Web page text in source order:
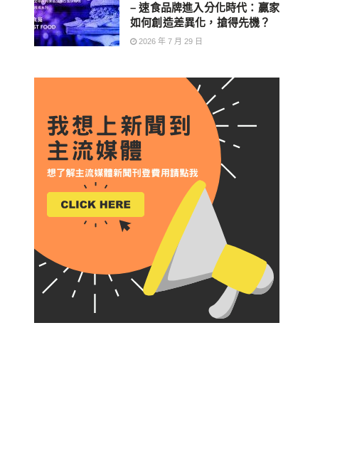
– 速食品牌進入分化時代：贏家
如何創造差異化，搶得先機？
2026 年 7 月 29 日